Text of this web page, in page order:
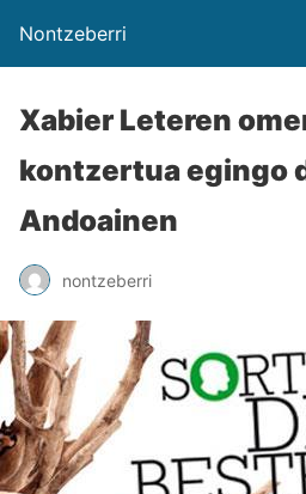
Nontzeberri
Xabier Leteren
kontzertua egingo
Andoainen
nontzeberri